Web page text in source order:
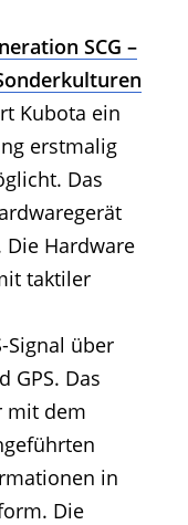
SCG –
Kubota ein
erstmalig
Das
Hardware
taktiler
Signal über
GPS. Das
mit dem
in
Die